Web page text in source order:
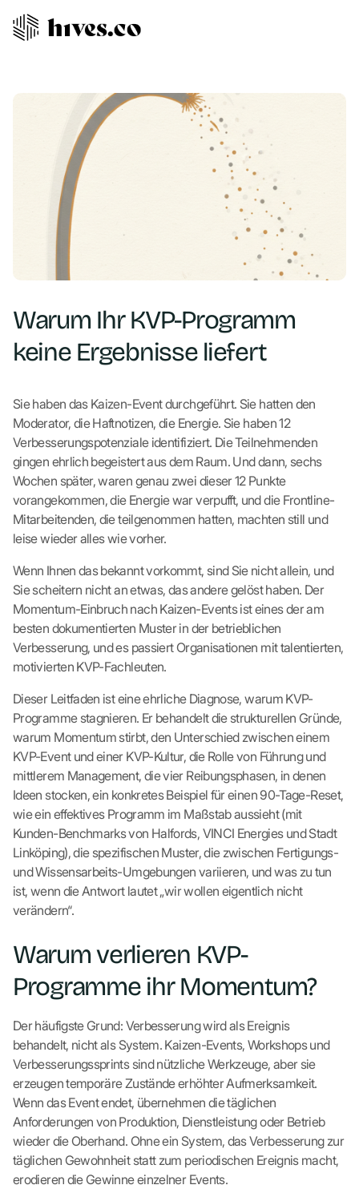
Warum Ihr KVP-Programm
keine Ergebnisse liefert
Sie haben das Kaizen-Event durchgeführt. Sie hatten den
Moderator, die Haftnotizen, die Energie. Sie haben 12
Verbesserungspotenziale identifiziert. Die Teilnehmenden
gingen ehrlich begeistert aus dem Raum. Und dann, sechs
Wochen später, waren genau zwei dieser 12 Punkte
vorangekommen, die Energie war verpufft, und die Frontline-
Mitarbeitenden, die teilgenommen hatten, machten still und
leise wieder alles wie vorher.
Wenn Ihnen das bekannt vorkommt, sind Sie nicht allein, und
Sie scheitern nicht an etwas, das andere gelöst haben. Der
Momentum-Einbruch nach Kaizen-Events ist eines der am
besten dokumentierten Muster in der betrieblichen
Verbesserung, und es passiert Organisationen mit talentierten,
motivierten KVP-Fachleuten.
Dieser Leitfaden ist eine ehrliche Diagnose, warum KVP-
Programme stagnieren. Er behandelt die strukturellen Gründe,
warum Momentum stirbt, den Unterschied zwischen einem
KVP-Event und einer KVP-Kultur, die Rolle von Führung und
mittlerem Management, die vier Reibungsphasen, in denen
Ideen stocken, ein konkretes Beispiel für einen 90-Tage-Reset,
wie ein effektives Programm im Maßstab aussieht (mit
Kunden-Benchmarks von Halfords, VINCI Energies und Stadt
Linköping), die spezifischen Muster, die zwischen Fertigungs-
und Wissensarbeits-Umgebungen variieren, und was zu tun
ist, wenn die Antwort lautet „wir wollen eigentlich nicht
verändern“.
Warum verlieren KVP-
Programme ihr Momentum?
Der häufigste Grund: Verbesserung wird als Ereignis
behandelt, nicht als System. Kaizen-Events, Workshops und
Verbesserungssprints sind nützliche Werkzeuge, aber sie
erzeugen temporäre Zustände erhöhter Aufmerksamkeit.
Wenn das Event endet, übernehmen die täglichen
Anforderungen von Produktion, Dienstleistung oder Betrieb
wieder die Oberhand. Ohne ein System, das Verbesserung zur
täglichen Gewohnheit statt zum periodischen Ereignis macht,
erodieren die Gewinne einzelner Events.